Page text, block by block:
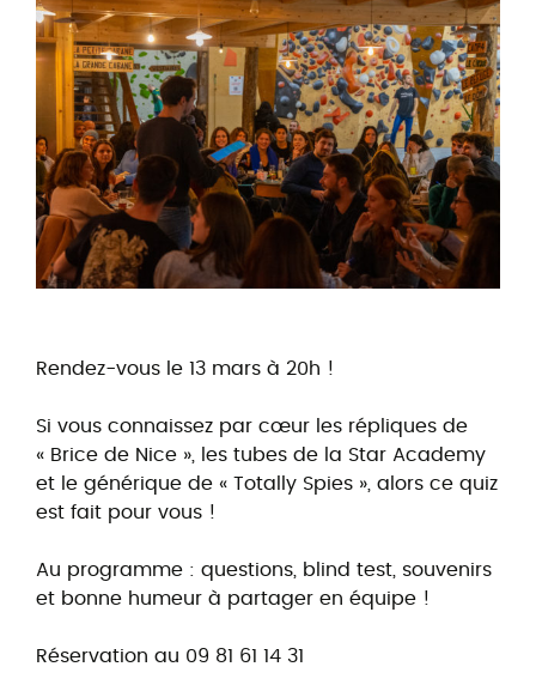
Rendez-vous le 13 mars à 20h !
Si vous connaissez par cœur les répliques de
« Brice de Nice », les tubes de la Star Academy
et le générique de « Totally Spies », alors ce quiz
est fait pour vous !
Au programme : questions, blind test, souvenirs
et bonne humeur à partager en équipe !
Réservation au 09 81 61 14 31